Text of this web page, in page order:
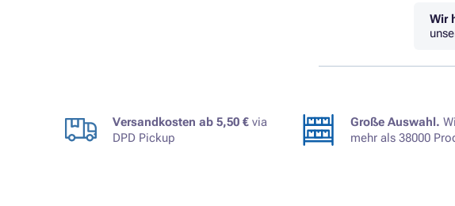
Wir
Versandkosten ab 5,50 € via
DPD Pickup
Große Auswahl.
mehr als 38000